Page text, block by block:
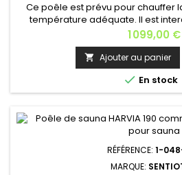
Ce poêle est prévu pour chauffer
température adéquate. Il est
d’autres fins.Si la puissance du
cabine de sauna, un sauna
température adéquate en une
poêle chauffent généralement à
même temps que
Prix
1 099,00 €
 Ajouter au panier
 En stock
RÉFÉRENCE: 1-
MARQUE: